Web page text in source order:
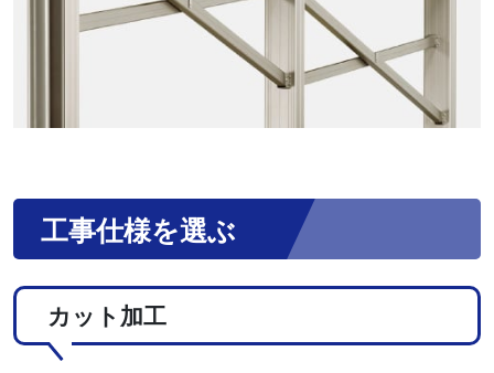
工事仕様を選ぶ
カット加工